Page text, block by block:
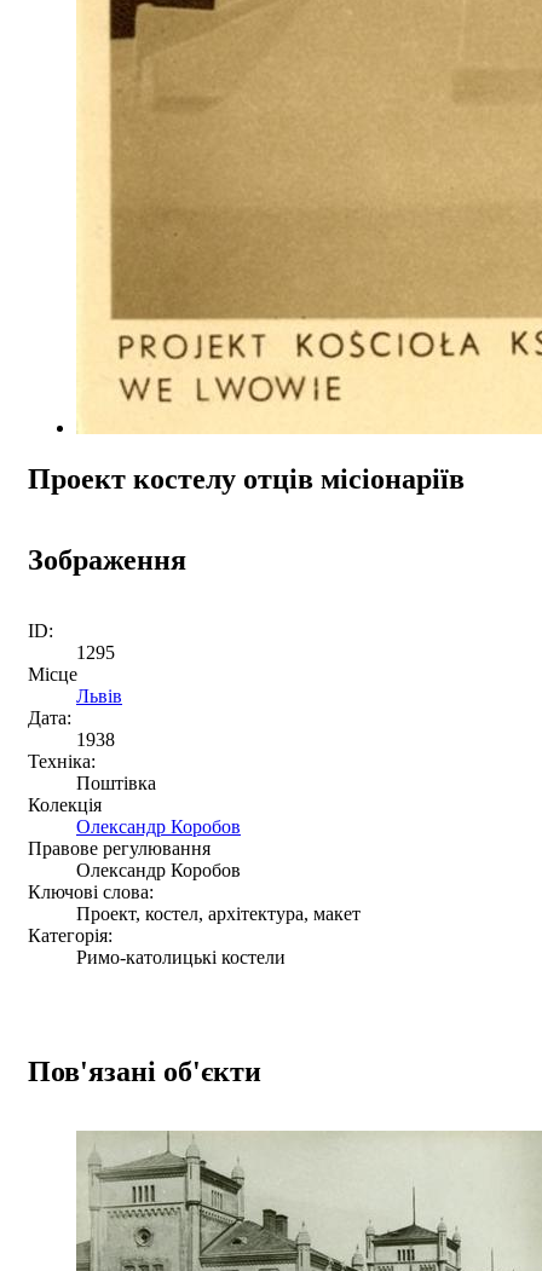
Проект костелу отців місіонаріїв
Зображення
ID:
1295
Місце
Львів
Дата:
1938
Техніка:
Поштівка
Колекція
Олександр Коробов
Правове регулювання
Олександр Коробов
Ключові слова:
Проект, костел, архітектура, макет
Категорія:
Римо-католицькі костели
Пов'язані об'єкти